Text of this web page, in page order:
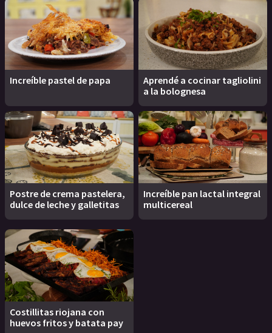
Increíble pastel de papa
Aprendé a cocinar tagliolini
a la bolognesa
Postre de crema pastelera,
dulce de leche y galletitas
Increíble pan lactal integral
multicereal
Costillitas riojana con
huevos fritos y batata pay